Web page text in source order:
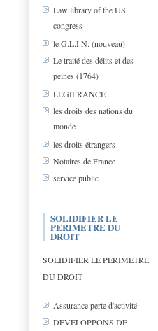
Law library of the US
congress
le G.L.I.N. (nouveau)
Le traité des délits et des
peines (1764)
LEGIFRANCE
les droits des nations du
monde
les droits étrangers
Notaires de France
service public
SOLIDIFIER LE
PERIMETRE DU
DROIT
SOLIDIFIER LE PERIMETRE
DU DROIT
Assurance perte d'activité
DEVELOPPONS DE